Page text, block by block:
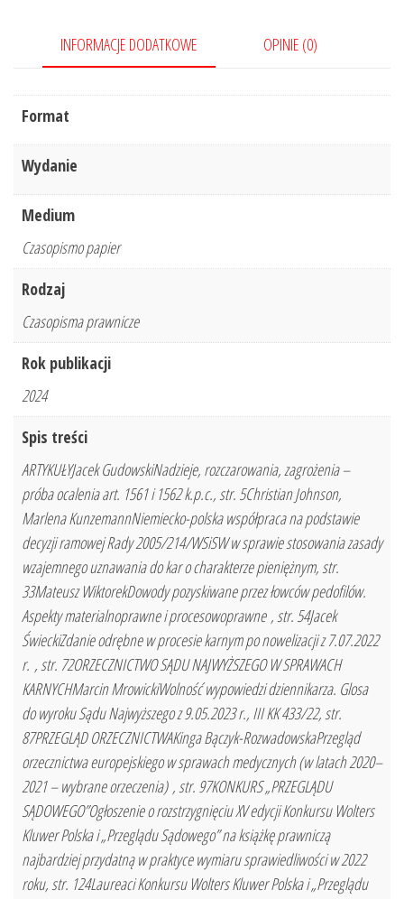
INFORMACJE DODATKOWE OPINIE (0)
Format
Wydanie
Medium
Czasopismo papier
Rodzaj
Czasopisma prawnicze
Rok publikacji
2024
Spis treści
ARTYKUŁYJacek GudowskiNadzieje, rozczarowania, zagrożenia –
próba ocalenia art. 1561 i 1562 k.p.c., str. 5Christian Johnson,
Marlena KunzemannNiemiecko-polska współpraca na podstawie
decyzji ramowej Rady 2005/214/WSiSW w sprawie stosowania zasady
wzajemnego uznawania do kar o charakterze pieniężnym, str.
33Mateusz WiktorekDowody pozyskiwane przez łowców pedofilów.
Aspekty materialnoprawne i procesowoprawne , str. 54Jacek
ŚwieckiZdanie odrębne w procesie karnym po nowelizacji z 7.07.2022
r. , str. 72ORZECZNICTWO SĄDU NAJWYŻSZEGO W SPRAWACH
KARNYCHMarcin MrowickiWolność wypowiedzi dziennikarza. Glosa
do wyroku Sądu Najwyższego z 9.05.2023 r., III KK 433/22, str.
87PRZEGLĄD ORZECZNICTWAKinga Bączyk-RozwadowskaPrzegląd
orzecznictwa europejskiego w sprawach medycznych (w latach 2020–
2021 – wybrane orzeczenia) , str. 97KONKURS „PRZEGLĄDU
SĄDOWEGO”Ogłoszenie o rozstrzygnięciu XV edycji Konkursu Wolters
Kluwer Polska i „Przeglądu Sądowego” na książkę prawniczą
najbardziej przydatną w praktyce wymiaru sprawiedliwości w 2022
roku, str. 124Laureaci Konkursu Wolters Kluwer Polska i „Przeglądu